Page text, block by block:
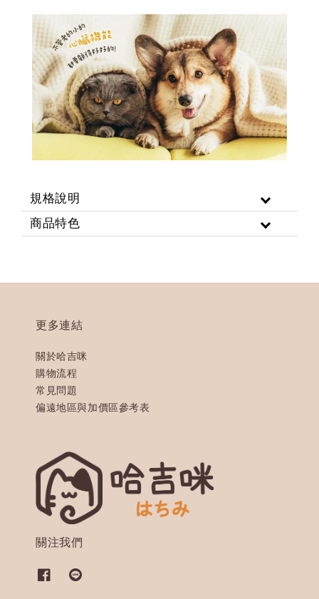
規格說明
商品特色
更多連結
關於哈吉咪
購物流程
常見問題
偏遠地區與加價區參考表
關注我們